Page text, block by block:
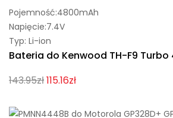
Pojemność:4800mAh
Napięcie:7.4V
Typ: Li-ion
Bateria do Kenwood TH-F9 Turbo
143.95zł115.16zł